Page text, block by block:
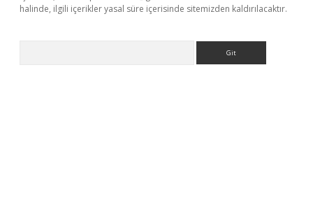
halinde, ilgili içerikler yasal süre içerisinde sitemizden kaldırılacaktır.